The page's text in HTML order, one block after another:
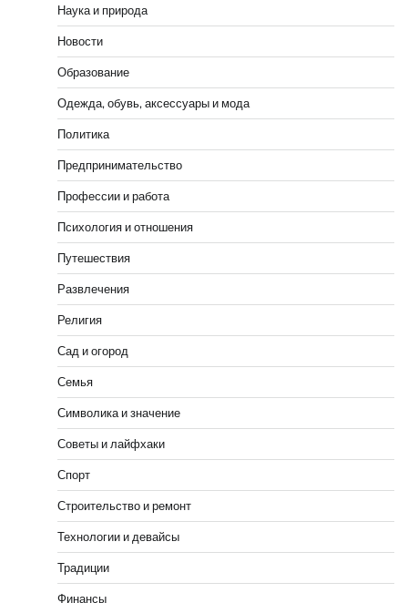
Наука и природа
Новости
Образование
Одежда, обувь, аксессуары и мода
Политика
Предпринимательство
Профессии и работа
Психология и отношения
Путешествия
Развлечения
Религия
Сад и огород
Семья
Символика и значение
Советы и лайфхаки
Спорт
Строительство и ремонт
Технологии и девайсы
Традиции
Финансы